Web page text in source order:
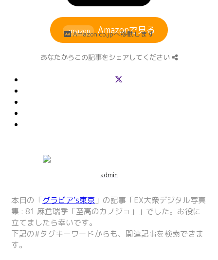
amazon Amazonで見る
Amazon.co.jpへ移動します
あなたからこの記事をシェアしてください
admin
本日の「グラビア’s東京 」の記事「EX大衆デジタル写真
集 : 81 麻倉瑞季「至高のカノジョ」
」でした。お役に
立てましたら幸いです。
下記の#タグキーワードからも、関連記事を検索できま
す。